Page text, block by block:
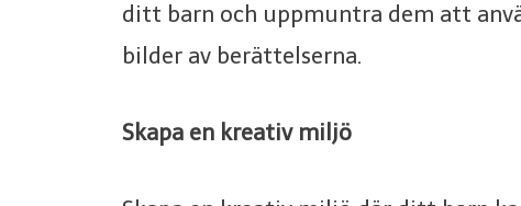
ditt barn och uppmuntra dem att
bilder av berättelserna.
Skapa en kreativ miljö